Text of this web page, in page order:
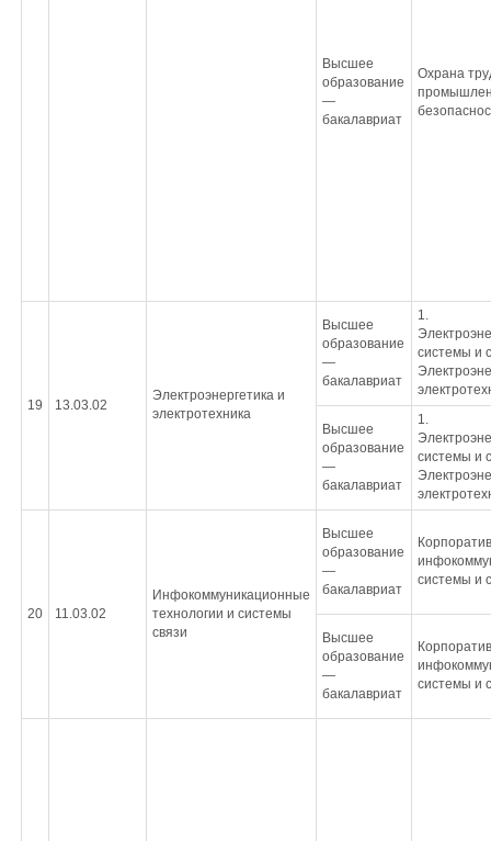
Высшее
образование
—
бакалавриат
Охрана
19 13.03.02
Электроэнергетика и
электротехника
Высшее
образование
—
бакалавриат
1.
системы и
Высшее
образование
—
бакалавриат
1.
системы и
20 11.03.02
Инфокоммуникационные
технологии и системы
связи
Высшее
образование
—
бакалавриат
системы и
Высшее
образование
—
бакалавриат
системы и